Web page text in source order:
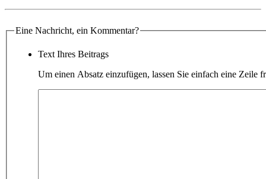
Eine Nachricht, ein Kommentar?
Text Ihres Beitrags
Um einen Absatz einzufügen, lassen Sie einfach eine Zeile